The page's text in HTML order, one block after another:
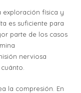
exploración física y
es suficiente para
parte de los casos
nerviosa
la compresión. En